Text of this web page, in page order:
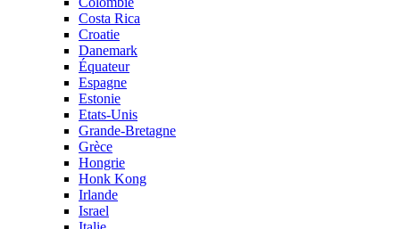
Costa Rica
Croatie
Danemark
Équateur
Espagne
Estonie
Etats-Unis
Grande-Bretagne
Grèce
Hongrie
Honk Kong
Irlande
Israel